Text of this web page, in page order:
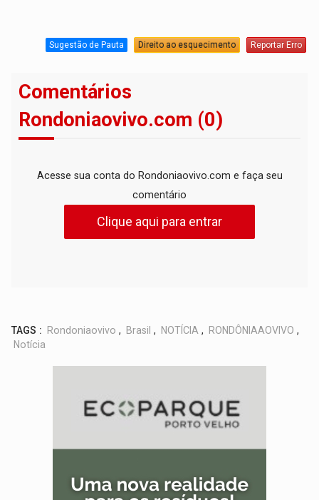
Sugestão de Pauta Direito ao esquecimento Reportar Erro
Comentários
Rondoniaovivo.com (0)
Acesse sua conta do Rondoniaovivo.com e faça seu
comentário
Clique aqui para entrar
TAGS : Rondoniaovivo , Brasil , NOTÍCIA , RONDÔNIAAOVIVO ,
Notícia